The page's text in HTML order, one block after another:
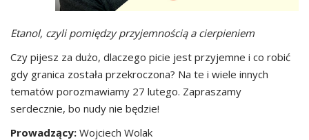
Etanol, czyli pomiędzy przyjemnością a cierpieniem
Czy pijesz za dużo, dlaczego picie jest przyjemne i co robić
gdy granica została przekroczona? Na te i wiele innych
tematów porozmawiamy 27 lutego. Zapraszamy
serdecznie, bo nudy nie będzie!
Prowadzący: Wojciech Wolak